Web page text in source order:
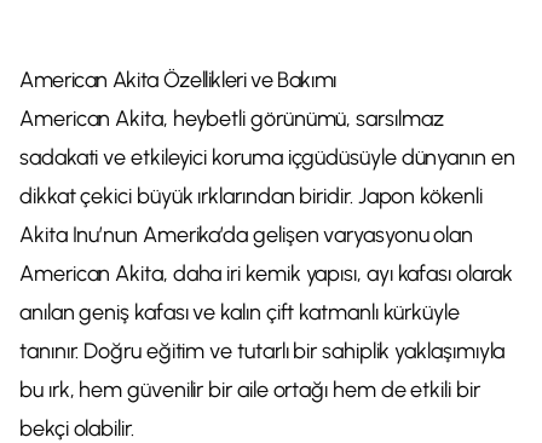
American Akita Özellikleri ve Bakımı
American Akita, heybetli görünümü, sarsılmaz
sadakati ve etkileyici koruma içgüdüsüyle dünyanın en
dikkat çekici büyük ırklarından biridir. Japon kökenli
Akita Inu’nun Amerika’da gelişen varyasyonu olan
American Akita, daha iri kemik yapısı, ayı kafası olarak
anılan geniş kafası ve kalın çift katmanlı kürküyle
tanınır. Doğru eğitim ve tutarlı bir sahiplik yaklaşımıyla
bu ırk, hem güvenilir bir aile ortağı hem de etkili bir
bekçi olabilir.